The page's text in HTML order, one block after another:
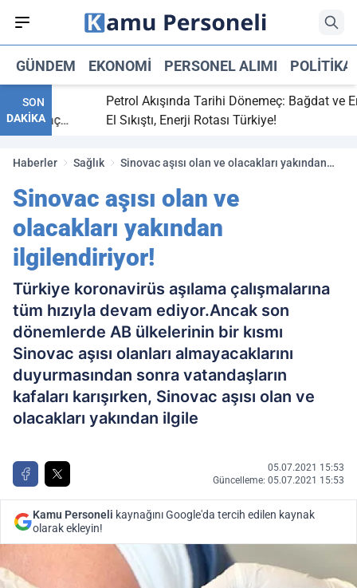
GÜNDEM EKONOMI PERSONEL ALIMI POLITIKA
SON
DAKİKA
bitti,
maç
Petrol Akışında Tarihi Dönemeç: Bağdat ve
El Sıkıştı, Enerji Rotası Türkiye!
Haberler Sağlık
Sinovac aşısı olan ve olacakları yakından
Sinovac aşısı olan ve
olacakları yakından
ilgilendiriyor!
Türkiye koronavirüs aşılama çalışmalarına
tüm hızıyla devam ediyor.Ancak son
dönemlerde AB ülkelerinin bir kısmı
Sinovac aşısı olanları almayacaklarını
duyurmasından sonra vatandaşların
kafaları karışırken, Sinovac aşısı olan ve
olacakları yakından ilgile
05.07.2021 15:53
Güncelleme: 05.07.2021 15:53
Kamu Personeli kaynağını Google'da tercih edilen kaynak
olarak ekleyin!